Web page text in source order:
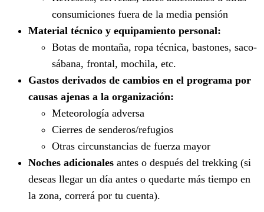
consumiciones fuera de la media pensión
Material técnico y equipamiento personal:
Botas de montaña, ropa técnica, bastones, saco-
sábana, frontal, mochila, etc.
Gastos derivados de cambios en el programa por
causas ajenas a la organización:
Meteorología adversa
Cierres de senderos/refugios
Otras circunstancias de fuerza mayor
Noches adicionales antes o después del trekking (si
deseas llegar un día antes o quedarte más tiempo en
la zona, correrá por tu cuenta).